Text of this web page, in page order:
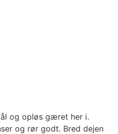
og opløs gæret her i.
og rør godt. Bred dejen